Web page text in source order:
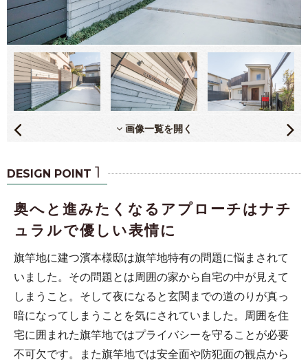
画像一覧を開く
DESIGN POINT 1
奥へと進みたくなるアプローチはナチ
ュラルで優しい表情に
旗竿地に建つ濱本様邸は旗竿地特有の問題に悩まされて
いました。その問題とは周囲の家から自宅の中が見えて
しまうこと。そして夜になると玄関までの道のりが真っ
暗になってしまうことを気にされていました。周囲を住
宅に囲まれた旗竿地ではプライバシーを守ることが必要
不可欠です。また旗竿地では安全面や防犯面の観点から